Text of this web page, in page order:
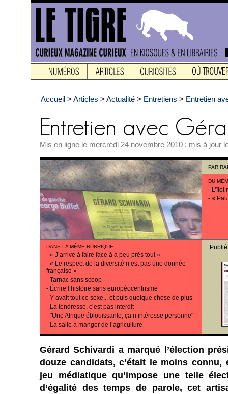
Accueil > Articles > Actualité > Entretiens > Entretien
Mis en ligne le mercredi 24 novembre 2010 ; mis à jour
PAR
DU
- L’îlot
- «
DANS LA MÊME RUBRIQUE :
- « J’arrive à faire face à à peu près tout »
- « Le respect de la diversité n’est pas une donnée
française »
- Tarnac sans scoop
- Écrire l’histoire sans européocentrisme
- Y avait tout ce sexe... et puis quelque chose de plus
- La tendresse, c’est pas interdit
- "Une Afrique éblouissante, ça n’intéresse personne"
- La salle à manger de l’agriculture
Gérard Schivardi a marqué l’élection
douze candidats, c’était le moins
jeu médiatique qu’impose une telle
d’égalité des temps de parole, cet